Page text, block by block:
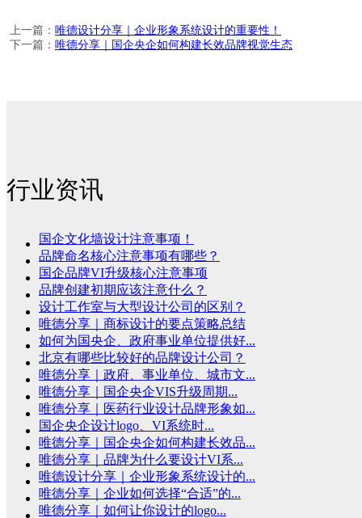
上一篇： 唯德设计分享｜企业形象系统设计的重要性！
下一篇： 唯德分享｜国企央企如何构建长效品牌视觉生态
行业资讯
国企文化墙设计注意事项！
品牌命名核心注意事项有哪些？
国企品牌VI升级核心注意事项
品牌创建初期应该注意什么？
设计工作室与大型设计公司的区别？
唯德分享｜商标设计的要点策略总结
如何为国央企、政府事业单位提供好...
北京有哪些比较好的品牌设计公司？
唯德分享｜政府、事业单位、城市文...
唯德分享｜国企央企VIS升级周期...
唯德分享｜医药行业设计品牌形象如...
国企央企设计logo、VI系统时...
唯德分享｜国企央企如何构建长效品...
唯德分享｜品牌为什么要设计VI系...
唯德设计分享｜企业形象系统设计的...
唯德分享｜企业如何选择“合适”的...
唯德分享｜如何让你设计的logo...